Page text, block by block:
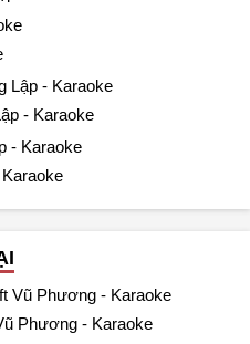
- Karaoke
Phương - Karaoke